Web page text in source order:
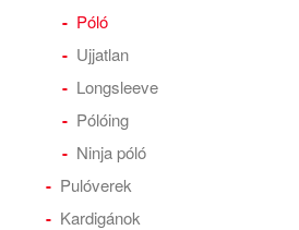
Póló
Ujjatlan
Longsleeve
Pólóing
Ninja póló
Pulóverek
Kardigánok